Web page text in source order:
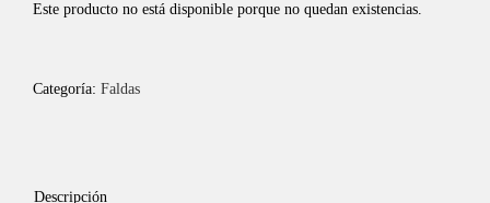
Este producto no está disponible porque no quedan existencias.
Categoría: Faldas
Descripción